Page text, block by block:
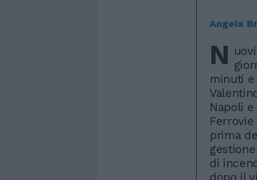
Angela
N
minuti e
Napoli
prima
di